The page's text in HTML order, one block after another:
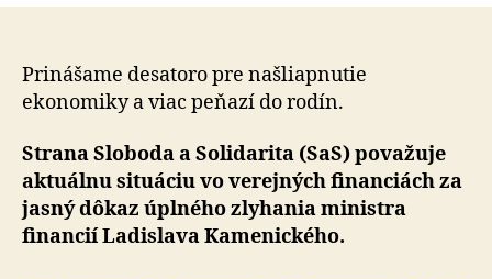
odvolanie
Prinášame desatoro pre našliapnutie
ekonomiky a viac peňazí do rodín.
Strana Sloboda a Solidarita (SaS) považuje
aktuálnu situáciu vo verejných financiách za
jasný dôkaz úpl­né­ho zlyhania ministra
financií Ladislava Kamenického.